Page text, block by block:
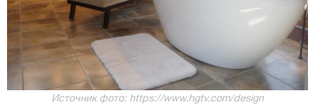
Источник фото: https://www.hgtv.com/design